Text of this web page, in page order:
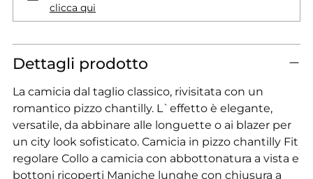
clicca qui
Dettagli prodotto
La camicia dal taglio classico, rivisitata con un
romantico pizzo chantilly. L`effetto è elegante,
versatile, da abbinare alle longuette o ai blazer per
un city look sofisticato. Camicia in pizzo chantilly Fit
regolare Collo a camicia con abbottonatura a vista e
bottoni ricoperti Maniche lunghe con chiusura a